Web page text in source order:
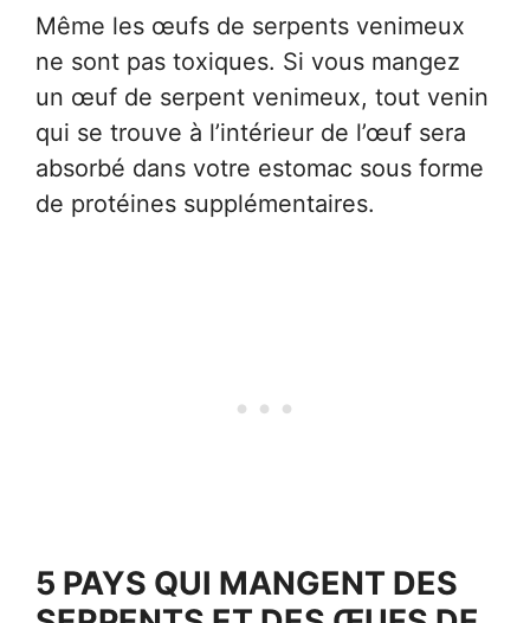
Même les œufs de serpents venimeux
ne sont pas toxiques. Si vous mangez
un œuf de serpent venimeux, tout venin
qui se trouve à l’intérieur de l’œuf sera
absorbé dans votre estomac sous forme
de protéines supplémentaires.
5 PAYS QUI MANGENT DES